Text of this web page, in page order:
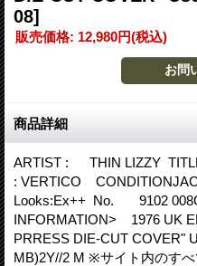
08]
販売価格: 12,980円(税込)
商品詳細
ARTIST : THIN LIZZY
: VERTICO
Looks:Ex++ No. 9102
INFORMATION> 1976 UK
PRRESS DIE-CUT COVER"
MB)2Y//2 M ※サイト内のす